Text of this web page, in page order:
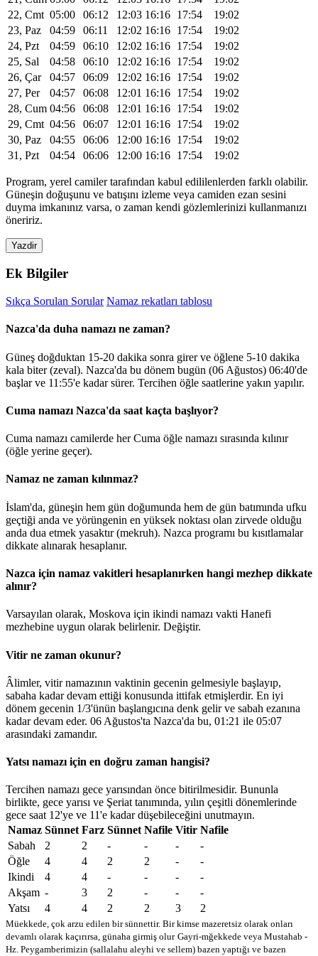
22, Cmt 05:00 06:12 12:03 16:16 17:54
19:02
23, Paz
04:59 06:11 12:02 16:16 17:54
19:02
24, Pzt
04:59 06:10 12:02 16:16 17:54
19:02
25, Sal
04:58 06:10 12:02 16:16 17:54
19:02
26, Çar
04:57 06:09 12:02 16:16 17:54
19:02
27, Per
04:57 06:08 12:01 16:16 17:54
19:02
28, Cum 04:56 06:08 12:01 16:16 17:54
19:02
29, Cmt 04:56 06:07 12:01 16:16 17:54
19:02
30, Paz
04:55 06:06 12:00 16:16 17:54
19:02
31, Pzt
04:54 06:06 12:00 16:16 17:54 19:02
Program, yerel camiler tarafından kabul edililenlerden farklı olabilir.
Güneşin doğuşunu ve batışını izleme veya camiden ezan sesini
duyma imkanınız varsa, o zaman kendi gözlemlerinizi kullanmanızı
öneririz.
Yazdir
Ek Bilgiler
Sıkça Sorulan Sorular Namaz rekatları tablosu
Nazca'da duha namazı ne zaman?
Güneş doğduktan 15-20 dakika sonra girer ve öğlene 5-10 dakika
kala biter (zeval). Nazca'da bu dönem bugün (06 Ağustos) 06:40'de
başlar ve 11:55'e kadar sürer. Tercihen öğle saatlerine yakın yapılır.
Cuma namazı Nazca'da saat kaçta başlıyor?
Cuma namazı camilerde her Cuma öğle namazı sırasında kılınır
(öğle yerine geçer).
Namaz ne zaman kılınmaz?
İslam'da, güneşin hem gün doğumunda hem de gün batımında ufku
geçtiği anda ve yörüngenin en yüksek noktası olan zirvede olduğu
anda dua etmek yasaktır (mekruh). Nazca programı bu kısıtlamalar
dikkate alınarak hesaplanır.
Nazca için namaz vakitleri hesaplanırken hangi mezhep dikkate
alınır?
Varsayılan olarak, Moskova için ikindi namazı vakti Hanefi
mezhebine uygun olarak belirlenir. Değiştir.
Vitir ne zaman okunur?
Âlimler, vitir namazının vaktinin gecenin gelmesiyle başlayıp,
sabaha kadar devam ettiği konusunda ittifak etmişlerdir. En iyi
dönem gecenin 1/3'ünün başlangıcına denk gelir ve sabah ezanına
kadar devam eder. 06 Ağustos'ta Nazca'da bu, 01:21 ile 05:07
arasındaki zamandır.
Yatsı namazı için en doğru zaman hangisi?
Tercihen namazı gece yarısından önce bitirilmesidir. Bununla
birlikte, gece yarısı ve Şeriat tanımında, yılın çeşitli dönemlerinde
gece saat 12'ye ve 11'e kadar düşebileceğini unutmayın.
Namaz Sünnet Farz Sünnet Nafile Vitir Nafile
Sabah
2 2 - - -
-
Öğle
4 4 2 2 -
-
Ikindi
4 4 - - -
-
Akşam - 3 2 - -
-
Yatsı
4 4 2 2 3 2
Müekkede, çok arzu edilen bir sünnettir. Bir kimse mazeretsiz olarak onları
devamlı olarak kaçırırsa, günaha girmiş olur Gayri-mğekkede veya Mustahab -
Hz. Peygamberimizin (sallalahu aleyhi ve sellem) bazen yaptığı ve bazen